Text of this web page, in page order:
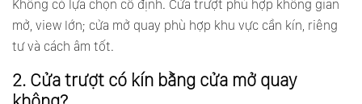
Không có lựa chọn cố định. Cửa trượt phù hợp không gian
mở, view lớn; cửa mở quay phù hợp khu vực cần kín, riêng
tư và cách âm tốt.
2. Cửa trượt có kín bằng cửa mở quay